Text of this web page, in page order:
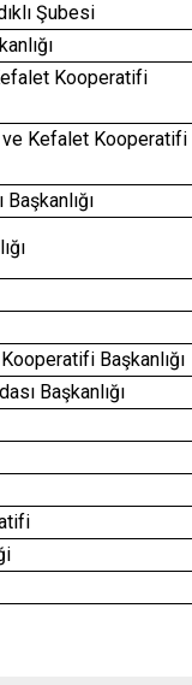
Şubesi
Kooperatifi
ve Kefalet Kooperatifi
Başkanlığı
Başkanlığı